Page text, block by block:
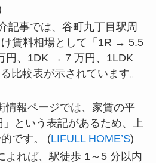
記事では、谷町九丁目駅周
賃料相場として「1R → 5.5
円、1DK → 7 万円、1LDK
比較表が示されています。
情報ページでは、家賃の平
という表記があるため、上
です。 (LIFULL HOME’S)
よれば、駅徒歩 1～5 分以内